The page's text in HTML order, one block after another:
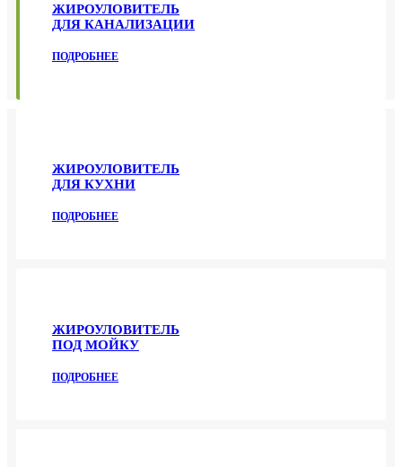
ЖИРОУЛОВИТЕЛЬ
ДЛЯ КАНАЛИЗАЦИИ
ПОДРОБНЕЕ
ЖИРОУЛОВИТЕЛЬ
ДЛЯ КУХНИ
ПОДРОБНЕЕ
ЖИРОУЛОВИТЕЛЬ
ПОД МОЙКУ
ПОДРОБНЕЕ